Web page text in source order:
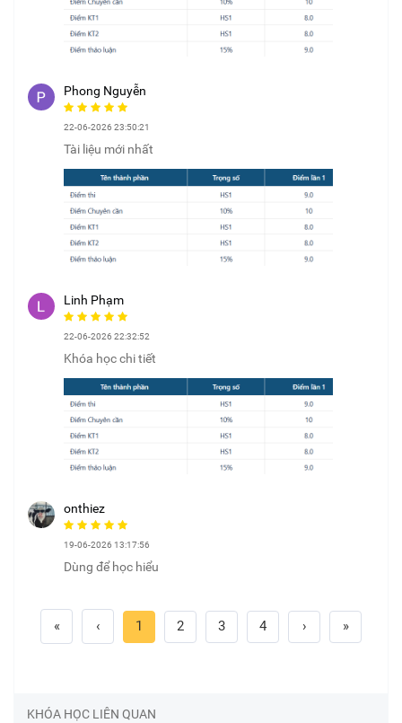
Phong Nguyễn
22-06-2026 23:50:21
Tài liệu mới nhất
Linh Phạm
22-06-2026 22:32:52
Khóa học chi tiết
onthiez
19-06-2026 13:17:56
Dùng để học hiểu
« ‹ 1 2 3 4 › »
KHÓA HỌC LIÊN QUAN